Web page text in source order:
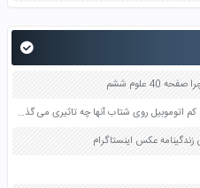
علوم ششم
این نوع طراحی یعنی نیروی زیاد موتور و جرم کم اتوموبیل روی شتاب آنها چه تاثیری می گذارد صفحه 54 علوم نهم
عکس اینستاگرام